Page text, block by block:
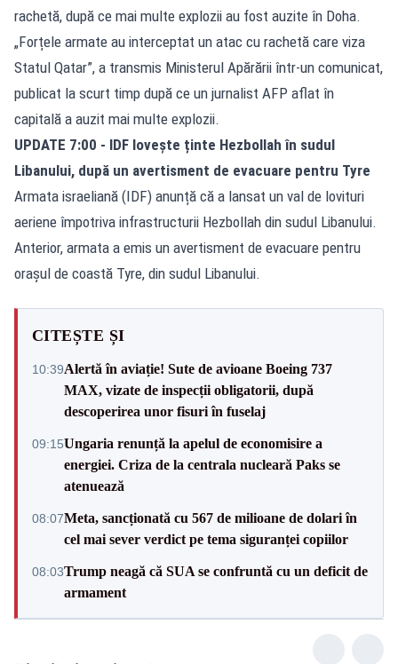
rachetă, după ce mai multe explozii au fost auzite în Doha.
„Forțele armate au interceptat un atac cu rachetă care viza
Statul Qatar”, a transmis Ministerul Apărării într-un comunicat,
publicat la scurt timp după ce un jurnalist AFP aflat în
capitală a auzit mai multe explozii.
UPDATE 7:00 - IDF lovește ținte Hezbollah în sudul
Libanului, după un avertisment de evacuare pentru Tyre
Armata israeliană (IDF) anunță că a lansat un val de lovituri
aeriene împotriva infrastructurii Hezbollah din sudul Libanului.
Anterior, armata a emis un avertisment de evacuare pentru
orașul de coastă Tyre, din sudul Libanului.
CITEȘTE ȘI
10:39Alertă în aviație! Sute de avioane Boeing 737
MAX, vizate de inspecții obligatorii, după
descoperirea unor fisuri în fuselaj
09:15Ungaria renunță la apelul de economisire a
energiei. Criza de la centrala nucleară Paks se
atenuează
08:07Meta, sancționată cu 567 de milioane de dolari în
cel mai sever verdict pe tema siguranței copiilor
08:03Trump neagă că SUA se confruntă cu un deficit de
armament